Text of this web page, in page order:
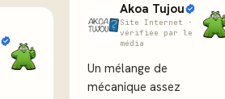
Akoa Tujou
Site Internet ·
vérifiée par le
média
Un mélange de
mécanique assez